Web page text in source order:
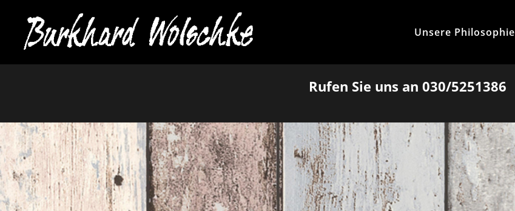
Unsere Philosophie
Rufen Sie uns an 030/5251386